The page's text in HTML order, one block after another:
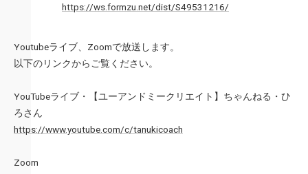
https://ws.formzu.net/dist/S49531216/
Youtubeライブ、Zoomで放送します。
以下のリンクからご覧ください。
YouTubeライブ・【ユーアンドミークリエイト】ちゃんねる・ひ
ろさん
https://www.youtube.com/c/tanukicoach
Zoom